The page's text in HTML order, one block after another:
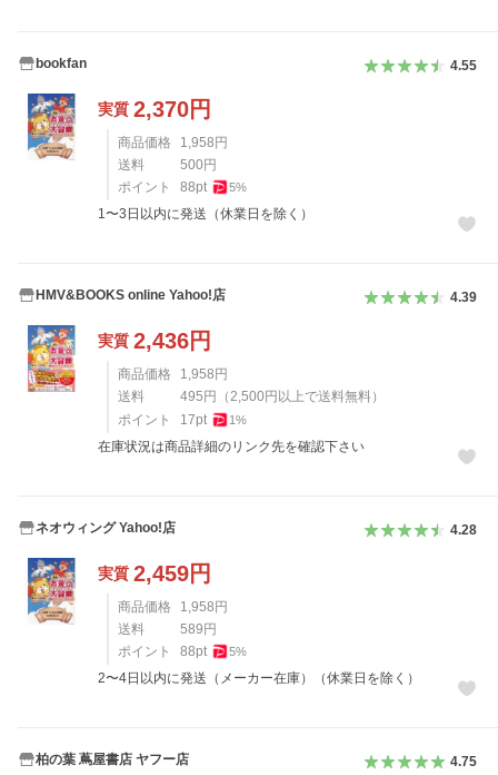
bookfan 4.55
実質 2,370円
商品価格 1,958 円
送料
500 円
ポイント
88pt 5%
1〜3日以内に発送（休業日を除く）
HMV&BOOKS online Yahoo!店 4.39
実質 2,436円
商品価格 1,958 円
送料
495 円 （2,500 円以上で送料無料）
ポイント
17pt 1%
在庫状況は商品詳細のリンク先を確認下さい
ネオウィング Yahoo!店 4.28
実質 2,459円
商品価格 1,958 円
送料
589 円
ポイント
88pt 5%
2〜4日以内に発送（メーカー在庫）（休業日を除く）
柏の葉 蔦屋書店 ヤフー店 4.75